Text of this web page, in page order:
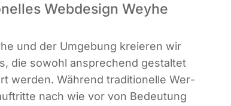
Webdesign Weyhe
und der Umge­bung kre­ieren wir
die sowohl anspre­chend gestal­tet
wer­den. Wäh­rend tra­di­tio­nel­le Wer­
nach wie vor von Bedeu­tung